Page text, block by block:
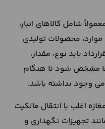
شامل کالاهای انبار،
محصولات تولیدی
باید نوع، مقدار،
مشخص شود تا هنگام
وجود نداشته باشد.
اغلب با انتقال مالکیت
تجهیزات نگهداری و